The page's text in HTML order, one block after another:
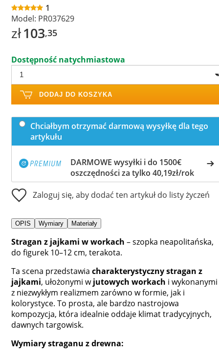
1
Model: PR037629
zł103,35
Dostępność natychmiastowa
DODAJ DO KOSZYKA
Chciałbym otrzymać darmową wysyłkę dla tego
artykułu
DARMOWE wysyłki i do 1500€
oszczędności za tylko 40,19zł/rok
Zaloguj się, aby dodać ten artykuł do listy życzeń
OPIS Wymiary Materiały
Stragan z jajkami w workach – szopka neapolitańska,
do figurek 10–12 cm, terakota.
Ta scena przedstawia charakterystyczny stragan z
jajkami, ułożonymi wjutowych workach i wykonanymi
z niezwykłym realizmem zarówno w formie, jak i
kolorystyce. To prosta, ale bardzo nastrojowa
kompozycja, która idealnie oddaje klimat tradycyjnych,
dawnych targowisk.
Wymiary straganu z drewna: